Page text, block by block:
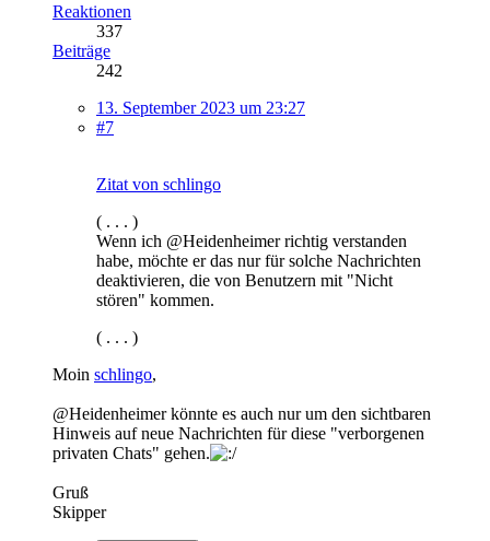
Reaktionen
337
Beiträge
242
13. September 2023 um 23:27
#7
Zitat von schlingo
( . . . )
Wenn ich @Heidenheimer richtig verstanden
habe, möchte er das nur für solche Nachrichten
deaktivieren, die von Benutzern mit "Nicht
stören" kommen.
( . . . )
Moin schlingo,
@Heidenheimer könnte es auch nur um den sichtbaren
Hinweis auf neue Nachrichten für diese "verborgenen
privaten Chats" gehen.
Gruß
Skipper